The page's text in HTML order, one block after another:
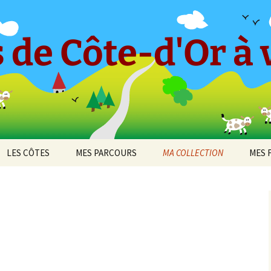
de Côte-d'Or à
LES CÔTES MES PARCOURS MA COLLECTION MES